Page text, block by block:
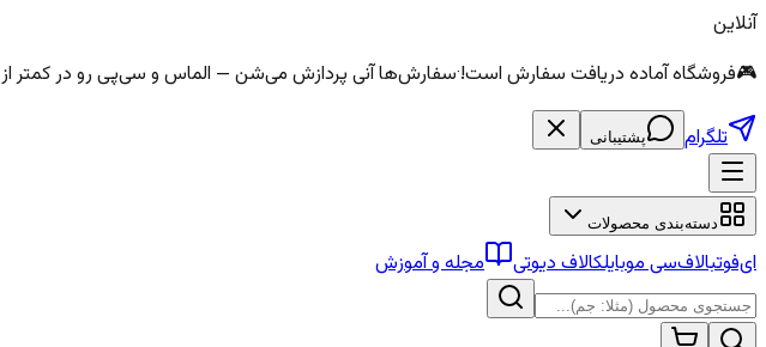
آنلاین
🎮فروشگاه آماده دریافت سفارش است!·سفارش‌ها آنی پردازش می‌شن — الماس و سی‌پی رو در کمتر از ۱۵ دقیقه تحویل بگیر!
تلگرام پشتیبانی
دسته‌بندی محصولات
ای‌فوتبالاف‌سی موبایلکالاف دیوتی مجله و آموزش